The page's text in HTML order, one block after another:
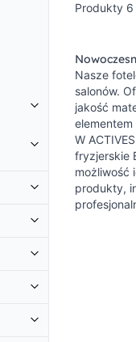
Produkty 6
Nasze
salonów.
jakość
W
fryzjerskie
możliwość
produkty,